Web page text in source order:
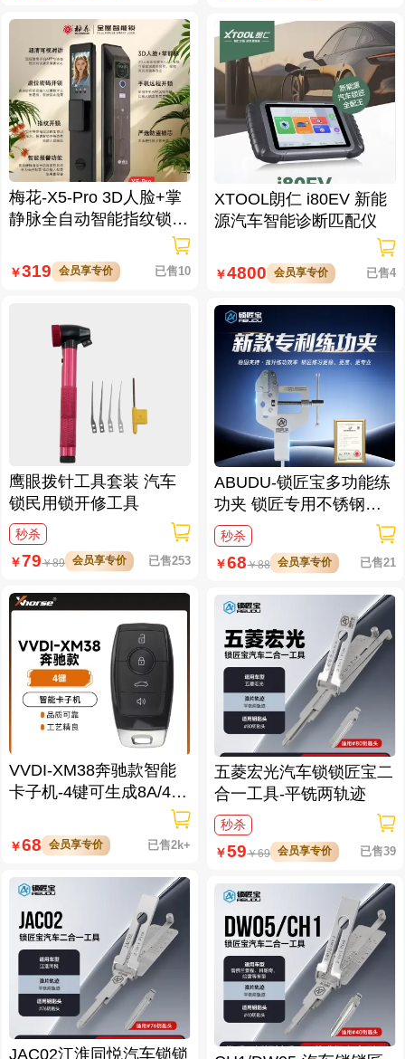
梅花-X5-Pro 3D人脸+掌
静脉全自动智能指纹锁
大屏可视对讲 虚位密码
防窥视
￥319 会员享专价 已售10
鹰眼拨针工具套装 汽车
锁民用锁开修工具
秒杀
￥79￥89 会员享专价 已售253
VVDI-XM38奔驰款智能
卡子机-4键可生成8A/4D/
46/47/49/4A/MQB48/MQ
B49等
￥68 会员享专价 已售2k+
JAC02江淮同悦汽车锁锁
XTOOL朗仁 i80EV 新能
源汽车智能诊断匹配仪
￥4800 会员享专价 已售4
ABUDU-锁匠宝多功能练
功夹 锁匠专用不锈钢练
功夹 锁具架子
秒杀
￥68￥88 会员享专价 已售21
五菱宏光汽车锁锁匠宝二
合一工具-平铣两轨迹
秒杀
￥59￥69 会员享专价 已售39